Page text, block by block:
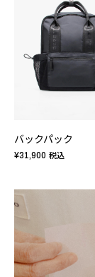
バックパック
¥31,900 税込